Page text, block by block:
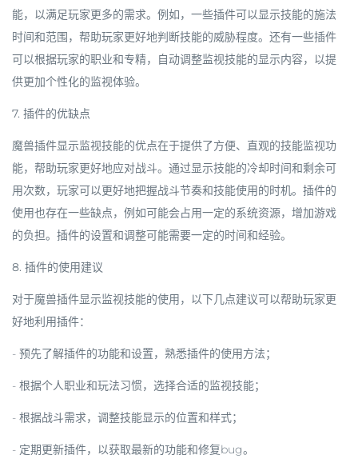
能，以满足玩家更多的需求。例如，一些插件可以显示技能的施法
时间和范围，帮助玩家更好地判断技能的威胁程度。还有一些插件
可以根据玩家的职业和专精，自动调整监视技能的显示内容，以提
供更加个性化的监视体验。
7. 插件的优缺点
魔兽插件显示监视技能的优点在于提供了方便、直观的技能监视功
能，帮助玩家更好地应对战斗。通过显示技能的冷却时间和剩余可
用次数，玩家可以更好地把握战斗节奏和技能使用的时机。插件的
使用也存在一些缺点，例如可能会占用一定的系统资源，增加游戏
的负担。插件的设置和调整可能需要一定的时间和经验。
8. 插件的使用建议
对于魔兽插件显示监视技能的使用，以下几点建议可以帮助玩家更
好地利用插件：
- 预先了解插件的功能和设置，熟悉插件的使用方法；
- 根据个人职业和玩法习惯，选择合适的监视技能；
- 根据战斗需求，调整技能显示的位置和样式；
- 定期更新插件，以获取最新的功能和修复bug。